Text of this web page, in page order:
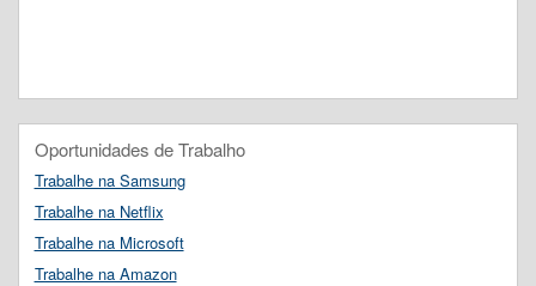
Oportunidades de Trabalho
Trabalhe na Samsung
Trabalhe na Netflix
Trabalhe na Microsoft
Trabalhe na Amazon